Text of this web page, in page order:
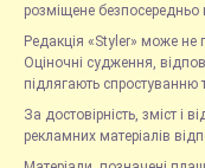
розміщене безпосередньо
Редакція «Styler» може не
Оціночні судження,
підлягають спростуванню
За достовірність, зміст і
рекламних матеріалів